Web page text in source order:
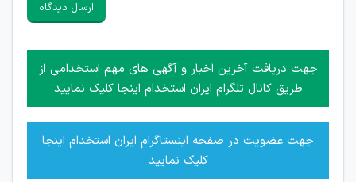
هرگونه تحریک، تحقیر و کنایه به سایر افراد (مسئول و غیر مسئول)
غیر مجاز می باشد.
امکان هماهنگی برای هرگونه ملاقات حضوری چه به صورت دسته
جمعی و چه فردی توسط کاربران سایت وجود ندارد.
ارسال دیدگاه
جهت دریافت آخرین اخبار و آگهی های مهم استخدامی از
طریق کانال تلگرام ایران استخدام اینجا کلیک نمایید
جهت عضویت در صفحه اینستاگرام ایران استخدام اینجا
کلیک نمایید